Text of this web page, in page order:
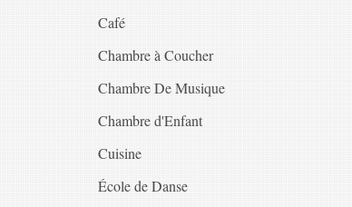
Café
Chambre à Coucher
Chambre De Musique
Chambre d'Enfant
Cuisine
École de Danse